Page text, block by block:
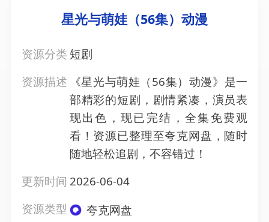
星光与萌娃（56集）动漫
资源分类 短剧
资源描述
《星光与萌娃（56集）动漫》是一
部精彩的短剧，剧情紧凑，演员表
现出色，现已完结，全集免费观
看！资源已整理至夸克网盘，随时
随地轻松追剧，不容错过！
更新时间 2026-06-04
资源类型
夸克网盘